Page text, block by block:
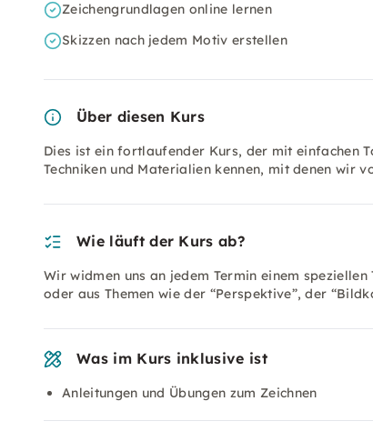
Zeichengrundlagen online lernen
Skizzen nach jedem Motiv erstellen
Über diesen Kurs
Dies ist ein fortlaufender Kurs, der mit einfachen
Techniken und Materialien kennen, mit denen wir
Wie läuft der Kurs ab?
Wir widmen uns an jedem Termin einem
oder aus Themen wie der “Perspektive”, der
Was im Kurs inklusive ist
Anleitungen und Übungen zum Zeichnen